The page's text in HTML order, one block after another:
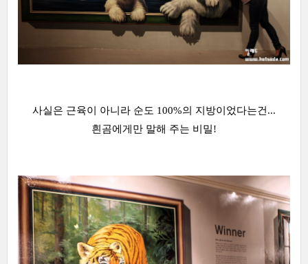
사실은 근육이 아니라 순도 100%의 지방이었다는건...
흰곰에게만 말해 주는 비밀!